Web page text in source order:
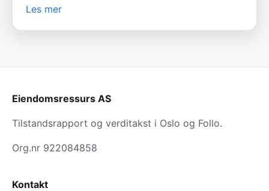
Les mer
Eiendomsressurs AS
Tilstandsrapport og verditakst i Oslo og Follo.
Org.nr 922084858
Kontakt